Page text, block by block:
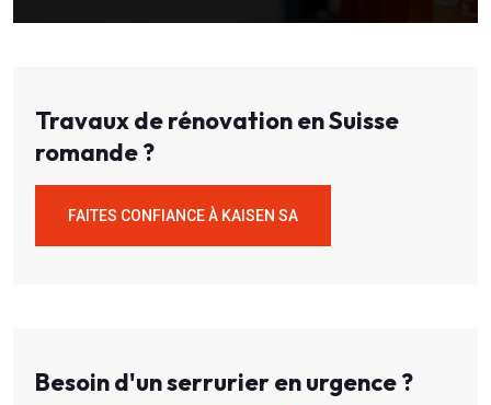
Travaux de rénovation en Suisse
romande ?
FAITES CONFIANCE À KAISEN SA
Besoin d'un serrurier en urgence ?